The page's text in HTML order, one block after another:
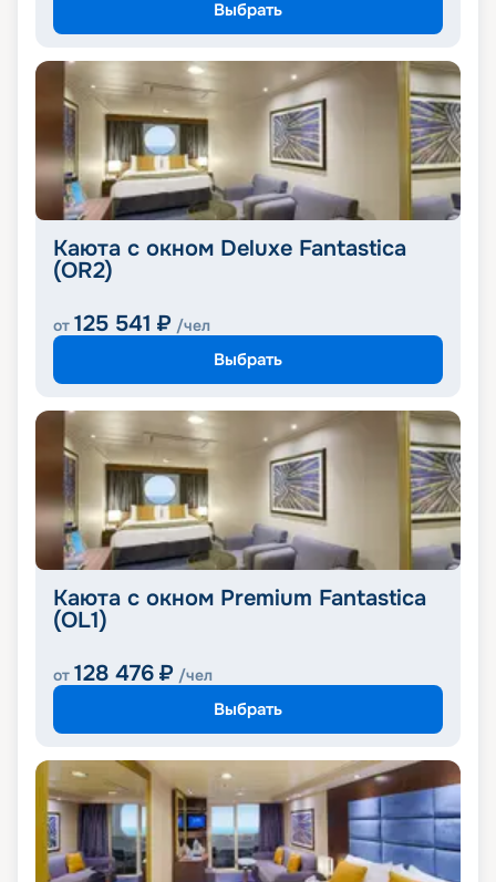
Выбрать
Каюта с окном Deluxe Fantastica
(OR2)
от 125 541 ₽ /чел
Выбрать
Каюта с окном Premium Fantastica
(OL1)
от 128 476 ₽ /чел
Выбрать